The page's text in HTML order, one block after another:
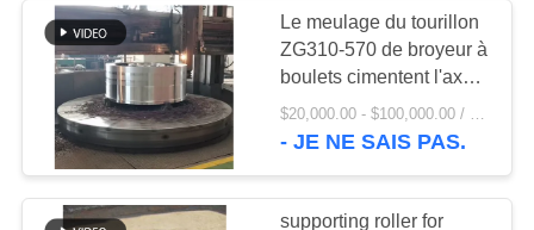
D'USINE
CONTRÔLE
QUALITÉ
vitesse de périmètre
de moulin
97
Le meulage du tourillon
ZG310-570 de broyeur à
boulets cimentent l'axe
de rouleau de soutien de
four rotatoire
$20,000.00 - $100,000.00 / Set MOQ:1 ensemble/ensembles
- JE NE SAIS PAS.
supporting roller for